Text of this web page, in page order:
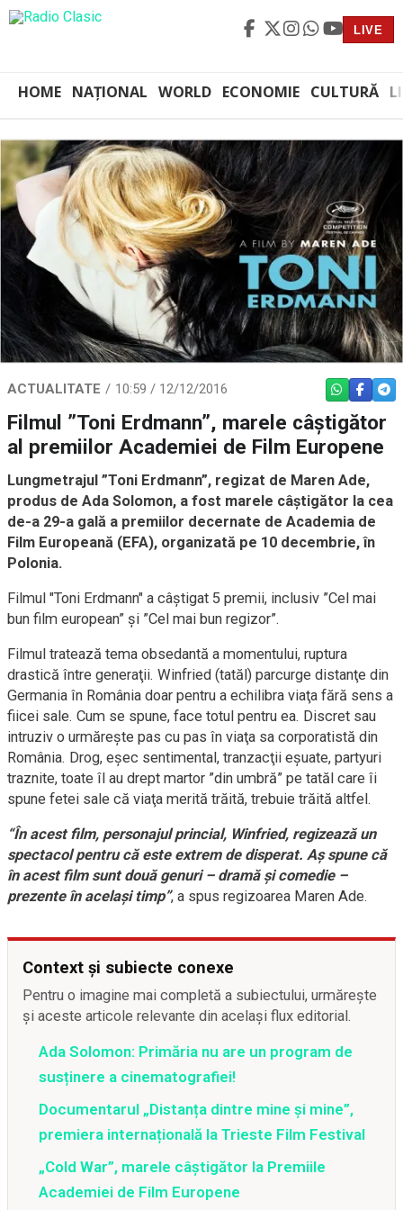
LIVE
HOME NAȚIONAL WORLD ECONOMIE CULTURĂ
ACTUALITATE 10:59 / 12/12/2016 WHATSAPP
Filmul ”Toni Erdmann”, marele câştigător
al premiilor Academiei de Film Europene
Lungmetrajul ”Toni Erdmann”, regizat de Maren Ade,
produs de Ada Solomon, a fost marele câştigător la cea
de-a 29-a gală a premiilor decernate de Academia de
Film Europeană (EFA), organizată pe 10 decembrie, în
Polonia.
Filmul "Toni Erdmann" a câştigat 5 premii, inclusiv ”Cel mai
bun film european” şi ”Cel mai bun regizor”.
Filmul tratează tema obsedantă a momentului, ruptura
drastică între generaţii. Winfried (tatăl) parcurge distanţe din
Germania în România doar pentru a echilibra viaţa fără sens a
fiicei sale. Cum se spune, face totul pentru ea. Discret sau
intruziv o urmăreşte pas cu pas în viaţa sa corporatistă din
România. Drog, eşec sentimental, tranzacţii eşuate, partyuri
traznite, toate îl au drept martor ”din umbră” pe tatăl care îi
spune fetei sale că viaţa merită trăită, trebuie trăită altfel.
“În acest film, personajul princial, Winfried, regizează un
spectacol pentru că este extrem de disperat. Aş spune că
în acest film sunt două genuri – dramă şi comedie –
prezente în acelaşi timp”, a spus regizoarea Maren Ade.
Context și subiecte conexe
Pentru o imagine mai completă a subiectului, urmărește
și aceste articole relevante din același flux editorial.
Ada Solomon: Primăria nu are un program de
susținere a cinematografiei!
Documentarul „Distanța dintre mine și mine”,
premiera internațională la Trieste Film Festival
„Cold War”, marele câştigător la Premiile
Academiei de Film Europene